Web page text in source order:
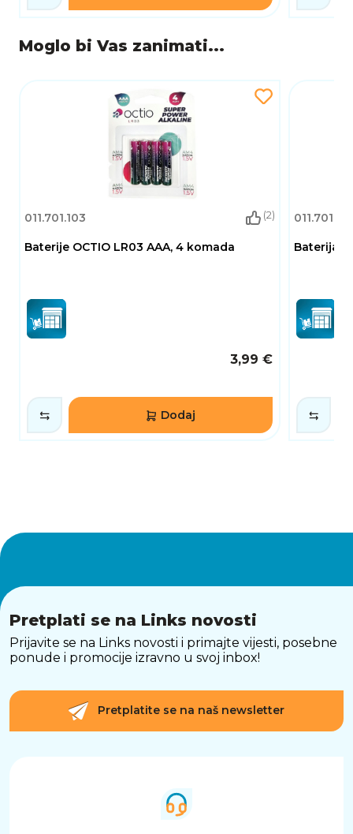
Moglo bi Vas zanimati...
011.701.103 (2)
Baterije OCTIO LR03 AAA, 4 komada
3,99 €
Dodaj
011.701.153
Baterija
Pretplati se na Links novosti
Prijavite se na Links novosti i primajte vijesti, posebne
ponude i promocije izravno u svoj inbox!
Pretplatite se na naš newsletter